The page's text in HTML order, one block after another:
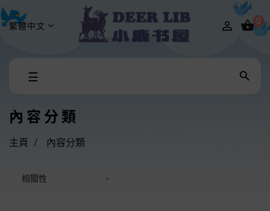
繁體中文  0
Toggle
☰ 
內容分類
主頁 內容分類
相關性 